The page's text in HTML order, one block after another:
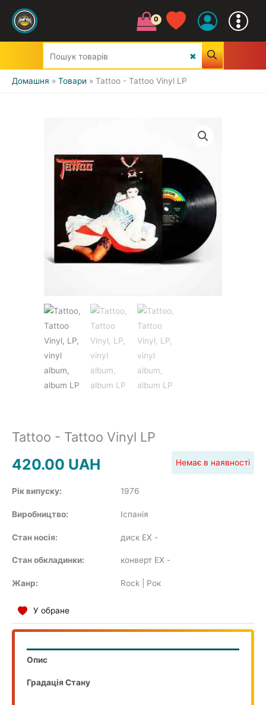
Домашня Товари Tattoo - Tattoo Vinyl LP
Tattoo - Tattoo Vinyl LP
420.00 UAH Немає в наявності
Рік випуску: 1976
Виробництво: Іспанія
Стан носія: диск EX -
Стан обкладинки: конверт EX -
Жанр: Rock | Рок
У обране
Опис
Градація Стану
CLASSIC
POP
ROCK
SOUNDTRACK